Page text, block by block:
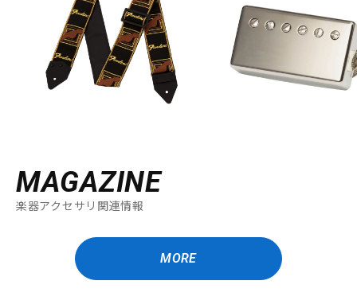
MAGAZINE
楽器アクセサリ関連情報
MORE